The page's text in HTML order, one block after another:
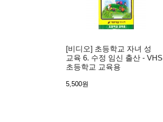
[비디오] 초등학교 자녀 성
교육 6. 수정 임신 출산 - VHS
초등학교 교육용
5,500원